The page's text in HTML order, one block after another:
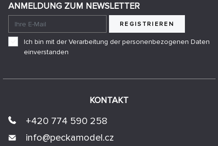
KONTAKT
+420 774 590 258
info@peckamodel.cz
ANMELDUNG ZUM NEWSLETTER
REGISTRIEREN
Ich bin mit der Verarbeitung der personenbezogenen Daten
einverstanden